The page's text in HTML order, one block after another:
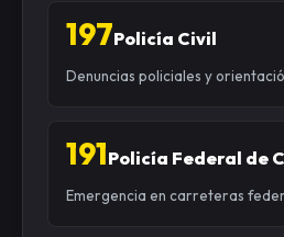
197Policía Civil
Denuncias policiales y
191Policía Federal de
Emergencia en carreteras